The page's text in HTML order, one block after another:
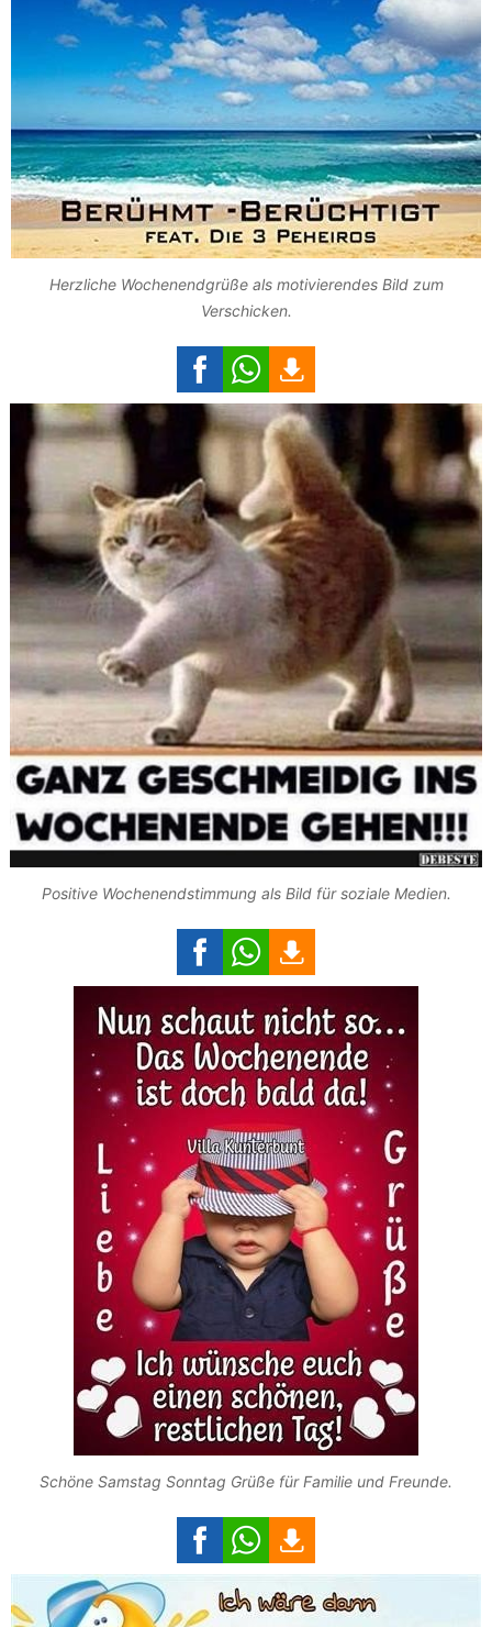
Herzliche Wochenendgrüße als motivierendes Bild zum
Verschicken.
Positive Wochenendstimmung als Bild für soziale Medien.
Schöne Samstag Sonntag Grüße für Familie und Freunde.